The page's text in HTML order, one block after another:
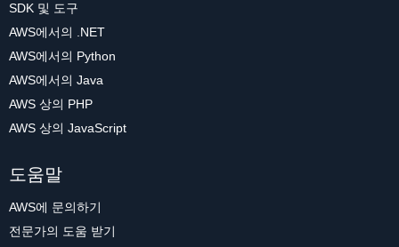
SDK 및 도구
AWS에서의 .NET
AWS에서의 Python
AWS에서의 Java
AWS 상의 PHP
AWS 상의 JavaScript
도움말
AWS에 문의하기
전문가의 도움 받기